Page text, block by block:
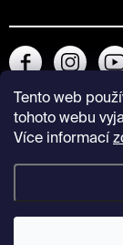
Tento web
tohoto webu
Více informací
Copyright